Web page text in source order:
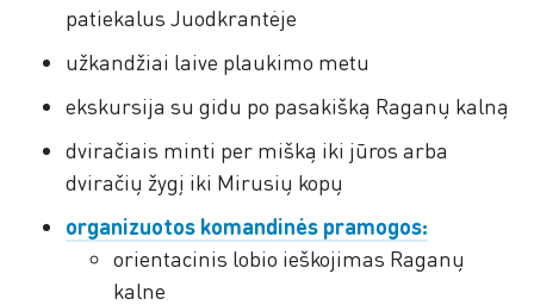
patiekalus Juodkrantėje
užkandžiai laive plaukimo metu
ekskursija su gidu po pasakišką Raganų kalną
dviračiais minti per mišką iki jūros arba
dviračių žygį iki Mirusių kopų
organizuotos komandinės pramogos:
orientacinis lobio ieškojimas Raganų
kalne